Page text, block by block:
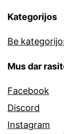
Kategorijos
Be
Mus dar
Facebook
Discord
Instagram